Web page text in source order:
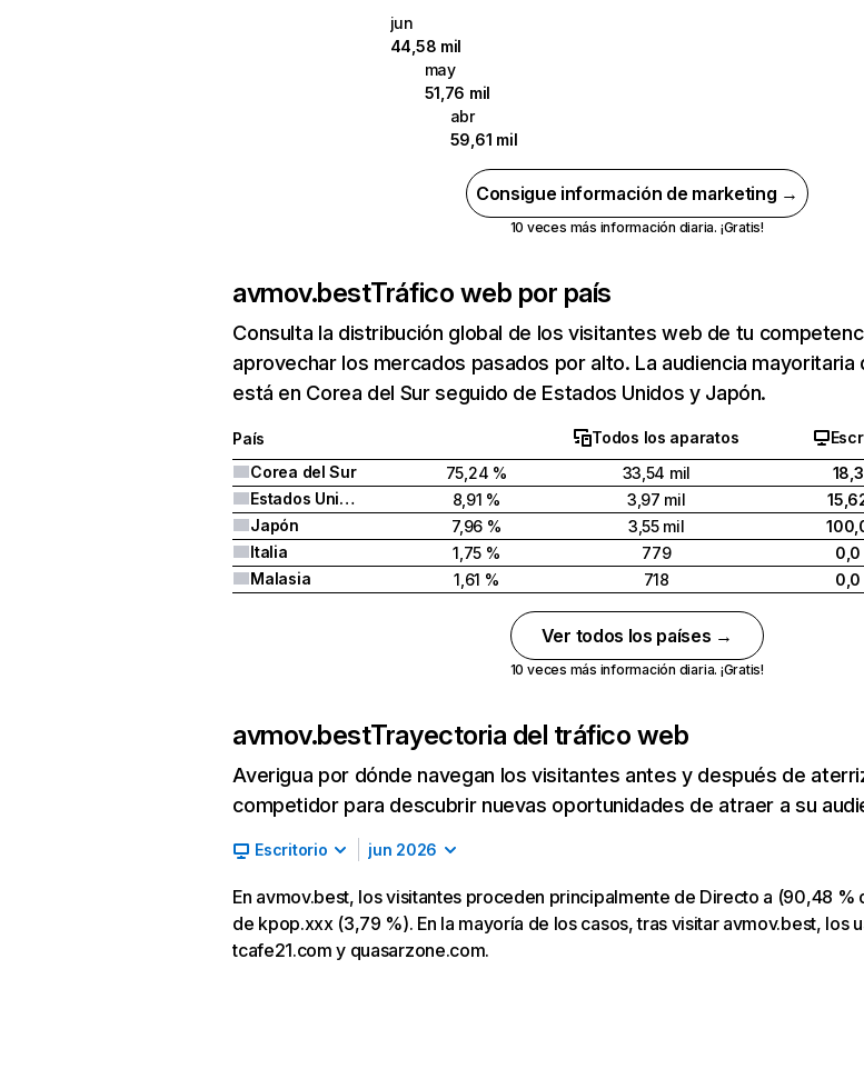
jun
44,58 mil
may
51,76 mil
abr
59,61 mil
Consigue información de marketing →
10 veces más información diaria. ¡Gratis!
avmov.bestTráfico web por país
Consulta la distribución global de los visitantes web de tu
aprovechar los mercados pasados por alto. La audiencia mayoritaria
está en Corea del Sur seguido de Estados Unidos y Japón.
País Todos los aparatos
Corea del Sur
75,24 % 33,54 mil
Estados Unidos
8,91 % 3,97 mil
Japón
7,96 % 3,55 mil
Italia
1,75 % 779
0,0
Malasia
1,61 % 718 0,0
Ver todos los países →
10 veces más información diaria. ¡Gratis!
avmov.bestTrayectoria del tráfico web
Averigua por dónde navegan los visitantes antes y después de
competidor para descubrir nuevas oportunidades de atraer a su
Escritorio jun 2026
En avmov.best, los visitantes proceden principalmente de Directo a (90,48 %
de kpop.xxx (3,79 %). En la mayoría de los casos, tras visitar avmov.best, los
tcafe21.com y quasarzone.com.